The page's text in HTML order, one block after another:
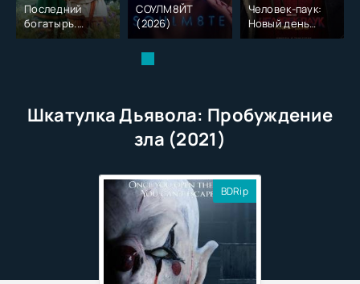
Последний
богатырь.
Колобок (2026)
СОУЛМ8ЙТ
(2026)
Человек-паук:
Новый день
(2026)
Шкатулка Дьявола: Пробуждение
зла (2021)
BDRip